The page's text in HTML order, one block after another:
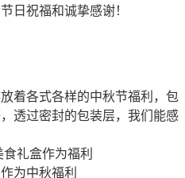
日祝福和诚挚感谢！
各式各样的中秋节福利，包
透过密封的包装层，我们能感